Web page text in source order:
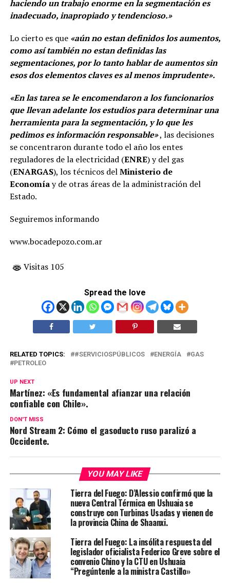
haciendo un trabajo enorme en la segmentación es
inadecuado, inapropiado y tendencioso.»
Lo cierto es que «aún no estan definidos los aumentos,
como así también no estan definidas las
segmentaciones, por lo tanto hablar de aumentos sin
esos dos elementos claves es al menos imprudente».
«En las tarea se le encomendaron a los funcionarios
que llevan adelante los estudios para determinar una
herramienta para la segmentación, y lo que les
pedimos es información responsable», las decisiones
se concentraron durante todo el año los entes
reguladores de la electricidad (ENRE) y del gas
(ENARGAS), los técnicos delMinisterio de
Economíay de otras áreas de la administración del
Estado.
Seguiremos informando
www.bocadepozo.com.ar
Visitas 105
Spread the love
RELATED TOPICS: #SERVICIOSPÚBLICOS ENERGÍA
GAS
PETROLEO
UP NEXT
Martínez: «Es fundamental afianzar una relación
confiable con Chile».
DON'T MISS
Nord Stream 2: Cómo el gasoducto ruso paralizó a
Occidente.
YOU MAY LIKE
Tierra del Fuego: D’Alessio confirmó que la
nueva Central Térmica en Ushuaia se
construye con Turbinas Usadas y vienen de
la provincia China de Shaanxi.
Tierra del Fuego: La insólita respuesta del
legislador oficialista Federico Greve sobre el
convenio Chino y la CTU en Ushuaia
“Pregúntenle a la ministra Castillo»